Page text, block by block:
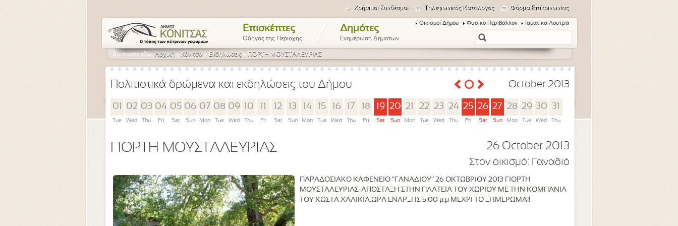
Χρήσιμοι Συνδέσμοι Τηλεφωνικός Κατάλογος Φόρμα Επικοινωνίας
Επισκέπτες
Οδηγός της Περιοχής / Δημότες
Ενημέρωση Δημοτών
Οικισμοί Δήμου Φυσικό Περιβάλλον Ιαματικά Λουτρά
Βρίσκεστε εδώ:Αρχική » Κόνιτσα » Εκδηλώσεις » ΓΙΟΡΤΗ ΜΟΥΣΤΑΛΕΥΡΙΑΣ
Πολιτιστικά δρώμενα και εκδηλώσεις του Δήμου October 2013
01
Tue
02
Wed
03
Thu
04
Fri
05
Sat
06
Sun
07
Mon
08
Tue
09
Wed
10
Thu Fri
12
Sat
13
Sun
14
Mon
15
Tue
16
Wed
17
Thu
18
Fri
19
Sat
20
Sun
21
Mon
22
Tue
23
Wed
24
Thu
25
Fri
26
Sat
27
Sun
28
Mon
29
Tue
30
Wed
31
Thu
ΓΙΟΡΤΗ ΜΟΥΣΤΑΛΕΥΡΙΑΣ 26 October 2013
Στον οικισμό: Γαναδιό
ΠΑΡΑΔΟΣΙΑΚΟ ΚΑΦΕΝΕΙΟ "ΓΑΝΑΔΙΟΥ" 26 ΟΚΤΩΒΡΙΟΥ 2013 ΓΙΟΡΤΗ
ΜΟΥΣΤΑΛΕΥΡΙΑΣ-ΑΠΟΣΤΑΞΗ ΣΤΗΝ ΠΛΑΤΕΙΑ ΤΟΥ ΧΩΡΙΟΥ ΜΕ ΤΗΝ ΚΟΜΠΑΝΙΑ
ΤΟΥ ΚΩΣΤΑ ΧΑΛΙΚΙΑ.ΩΡΑ ΕΝΑΡΞΗΣ 5:00 μ.μ ΜΕΧΡΙ ΤΟ ΞΗΜΕΡΩΜΑ!!